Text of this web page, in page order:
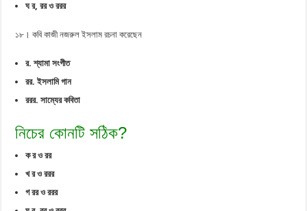
ঘ র, রর ও ররর
১৮। কবি কাজী নজরুল ইসলাম রচনা করেছেন
র. শ্যামা সংগীত
রর. ইসলামি গান
ররর. সাম্যের কবিতা
নিচের কোনটি সঠিক?
ক র ও রর
খ র ও ররর
গ রর ও ররর